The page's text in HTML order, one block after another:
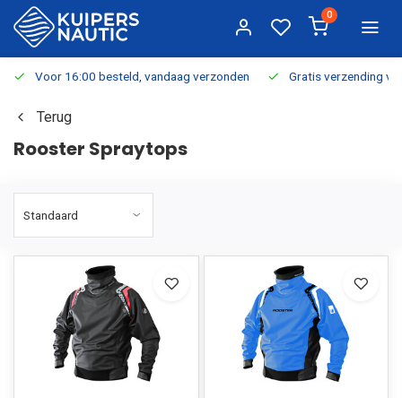
0
Voor 16:00 besteld, vandaag verzonden Gratis verzending
Terug
Rooster Spraytops